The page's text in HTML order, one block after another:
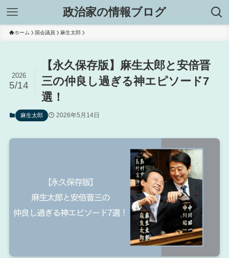
政治家の情報ブログ
ホーム 国会議員 麻生太郎
【永久保存版】麻生太郎と安倍晋
三の仲良し過ぎる神エピソード7
選！
2026
5/14
麻生太郎 2026年5月14日